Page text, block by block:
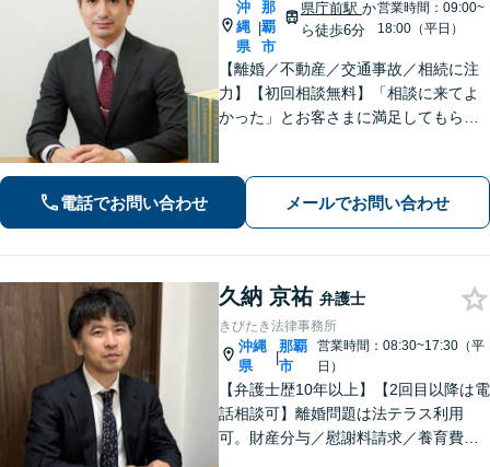
沖
縄
県
|
那
覇
市
県庁前駅 か
ら徒歩6分
営業時間：09:00~
18:00（平日）
【離婚／不動産／交通事故／相続に注
力】【初回相談無料】「相談に来てよ
かった」とお客さまに満足してもらう
く、丁寧なヒアリングで皆様のお気持
ちに寄り添います。
電話でお問い合わせ メールでお問い合わせ
久納 京祐 弁護士
きびたき法律事務所
沖縄
県
|
那覇
市
営業時間：08:30~17:30（平
日）
【弁護士歴10年以上】【2回目以降は電
話相談可】離婚問題は法テラス利用
可。財産分与／慰謝料請求／養育費な